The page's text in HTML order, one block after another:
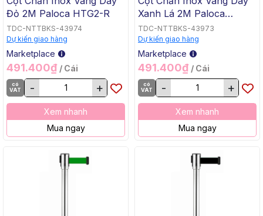
Đỏ 2M Paloca HTG2-R
TDC-NTTBKS-43974
Dự kiến giao hàng
Marketplace
491.400₫ / Cái
có
VAT
- +
Xem nhanh
Mua ngay
Xanh Lá 2M Paloca
HTG2-X
TDC-NTTBKS-43973
Dự kiến giao hàng
Marketplace
491.400₫ / Cái
có
VAT
- +
Xem nhanh
Mua ngay